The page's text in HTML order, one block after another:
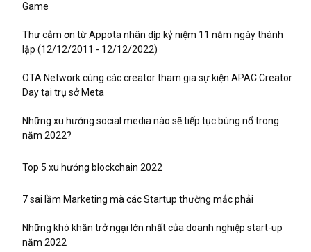
Game
Thư cảm ơn từ Appota nhân dịp kỷ niệm 11 năm ngày thành
lập (12/12/2011 - 12/12/2022)
OTA Network cùng các creator tham gia sự kiện APAC Creator
Day tại trụ sở Meta
Những xu hướng social media nào sẽ tiếp tục bùng nổ trong
năm 2022?
Top 5 xu hướng blockchain 2022
7 sai lầm Marketing mà các Startup thường mắc phải
Những khó khăn trở ngại lớn nhất của doanh nghiệp start-up
năm 2022